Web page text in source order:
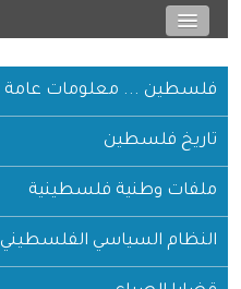
فلسطين ... معلومات عامة
تاريخ فلسطين
ملفات وطنية فلسطينية
النظام السياسي الفلسطيني